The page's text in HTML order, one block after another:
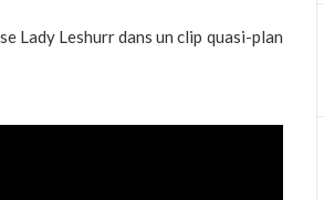
Lady Leshurr dans un clip quasi-plan